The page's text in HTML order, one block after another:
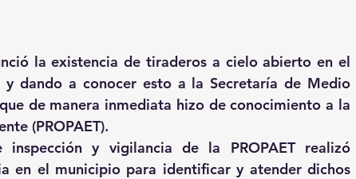
la existencia de tiraderos a cielo abierto en el
dando a conocer esto a la Secretaría de Medio
de manera inmediata hizo de conocimiento a la
(PROPAET).
y vigilancia de la PROPAET realizó
en el municipio para identificar y atender dichos